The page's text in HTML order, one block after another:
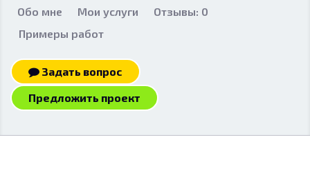
Обо мне Мои услуги
Отзывы: 0
Примеры работ
Задать вопрос
Предложить проект